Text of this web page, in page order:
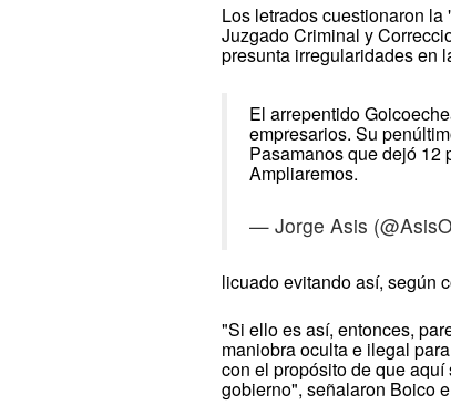
Los letrados cuestionaron
Juzgado Criminal y
presunta irregularidades en
El arrepentido
empresarios. Su
Pasamanos que dejó 12
Ampliaremos.
— Jorge Asis
licuado evitando así, según
"Si ello es así, entonces,
maniobra oculta e ilegal
con el propósito de que
gobierno", señalaron Boico